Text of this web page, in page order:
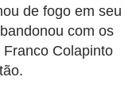
de fogo em seu
com os
Colapinto